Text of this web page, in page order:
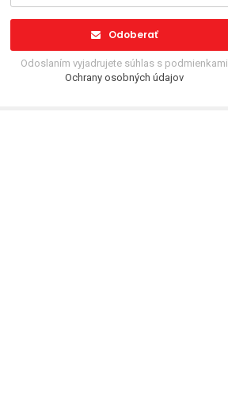
Odoberať
Odoslaním vyjadrujete súhlas s podmienkami
Ochrany osobných údajov